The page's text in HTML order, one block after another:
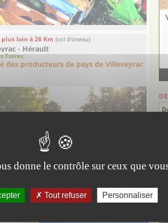
plus loin à 26 Km (vol d'oiseau)
- Hérault
Foires
des producteurs de pays de Villeveyrac
donne le contrôle sur ceux que
Tout refuser Personnaliser